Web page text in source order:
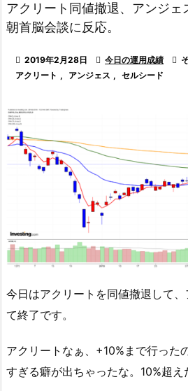
アクリート同値撤退、アンジェ
朝首脳会談に反応。
 2019年2月28日  今日の運用成績 
アクリート , アンジェス , セルシード
今日はアクリートを同値撤退して
て終了です。
アクリートなぁ、+10%まで行った
すぎる癖が出ちゃったな。10%超え